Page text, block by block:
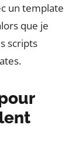
un template
que je
scripts